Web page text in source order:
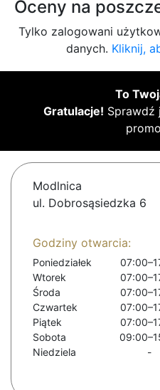
Oceny na
Tylko zalogowani
danych. Kliknij,
To
Gratulacje! Sprawdź
Modlnica
ul. Dobrosąsiedzka 6
Godziny otwarcia:
Poniedziałek
Wtorek
Środa
Czwartek
Piątek
Sobota
Niedziela
-